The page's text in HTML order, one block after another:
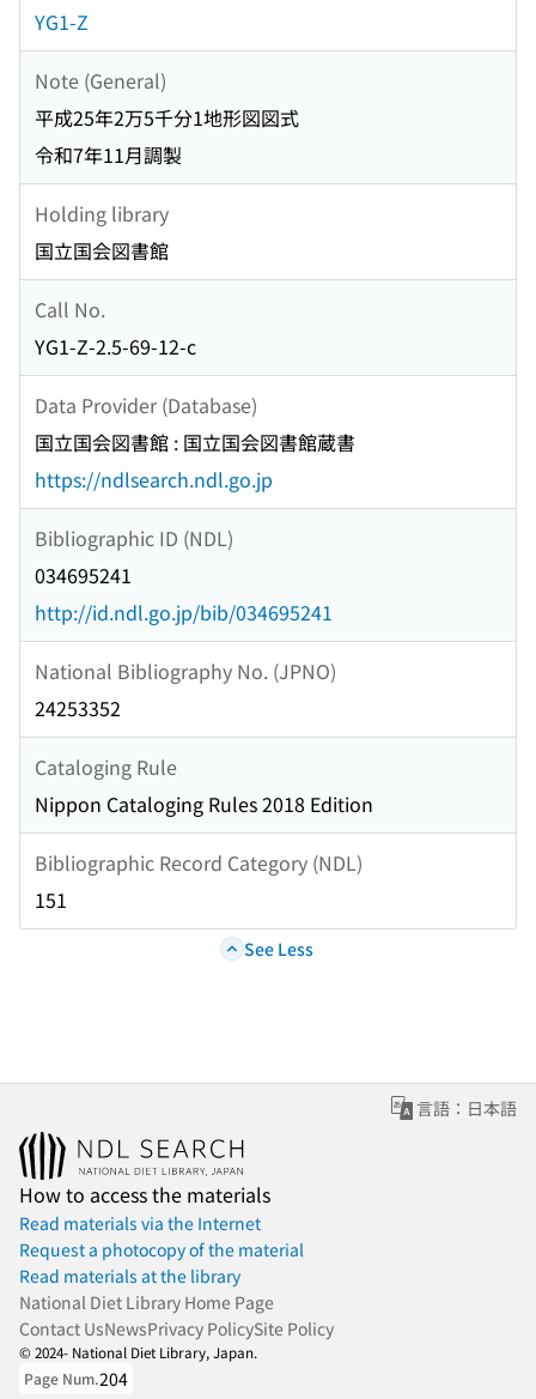
YG1-Z
Note (General)
平成25年2万5千分1地形図図式
令和7年11月調製
Holding library
国立国会図書館
Call No.
YG1-Z-2.5-69-12-c
Data Provider (Database)
国立国会図書館 : 国立国会図書館蔵書
https://ndlsearch.ndl.go.jp
Bibliographic ID (NDL)
034695241
http://id.ndl.go.jp/bib/034695241
National Bibliography No. (JPNO)
24253352
Cataloging Rule
Nippon Cataloging Rules 2018 Edition
Bibliographic Record Category (NDL)
151
See Less
言語：日本語
How to access the materials
Read materials via the Internet
Request a photocopy of the material
Read materials at the library
National Diet Library Home Page
Contact UsNewsPrivacy PolicySite Policy
© 2024- National Diet Library, Japan.
Page Num.204